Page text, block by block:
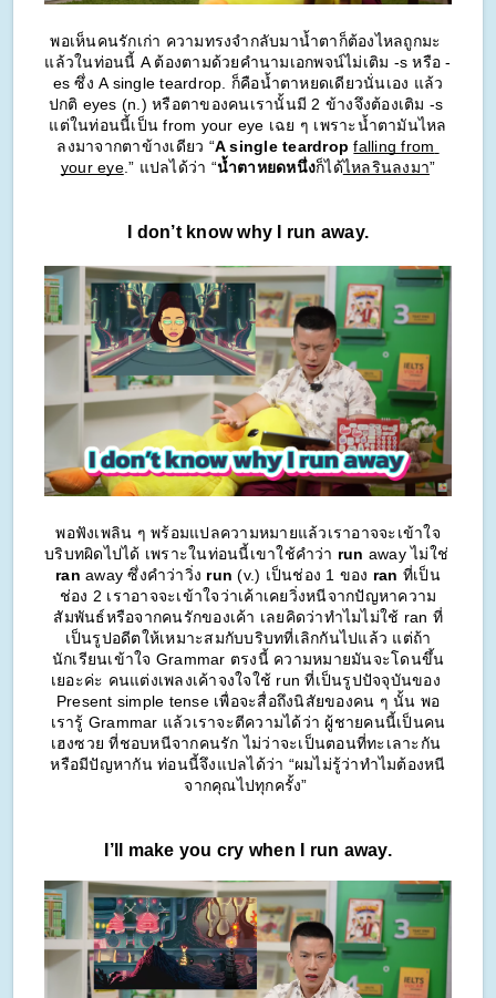
พอเห็นคนรักเก่า ความทรงจำกลับมาน้ำตาก็ต้องไหลถูกมะ
แล้วในท่อนนี้ A ต้องตามด้วยคำนามเอกพจน์ไม่เติม -s หรือ -
es ซึ่ง A single teardrop. ก็คือน้ำตาหยดเดียวนั่นเอง แล้ว
ปกติ eyes (n.) หรือตาของคนเรานั้นมี 2 ข้างจึงต้องเติม -s
แต่ในท่อนนี้เป็น from your eye เฉย ๆ เพราะน้ำตามันไหล
ลงมาจากตาข้างเดียว “A single teardrop falling from
your eye.” แปลได้ว่า “น้ำตาหยดหนึ่งก็ได้ไหลรินลงมา”
I don’t know why I run away.
พอฟังเพลิน ๆ พร้อมแปลความหมายแล้วเราอาจจะเข้าใจ
บริบทผิดไปได้ เพราะในท่อนนี้เขาใช้คำว่า run
ran away ซึ่งคำว่าวิ่ง run (v.) เป็นช่อง 1 ของ ran ที่เป็น
ช่อง 2 เราอาจจะเข้าใจว่าเค้าเคยวิ่งหนีจากปัญหาความ
สัมพันธ์หรือจากคนรักของเค้า เลยคิดว่าทำไมไม่ใช้ ran ที่
เป็นรูปอดีตให้เหมาะสมกับบริบทที่เลิกกันไปแล้ว แต่ถ้า
นักเรียนเข้าใจ Grammar ตรงนี้ ความหมายมันจะโดนขึ้น
เยอะค่ะ คนแต่งเพลงเค้าจงใจใช้ run ที่เป็นรูปปัจจุบันของ
Present simple tense เพื่อจะสื่อถึงนิสัยของคน ๆ นั้น พอ
เรารู้ Grammar แล้วเราจะตีความได้ว่า ผู้ชายคนนี้เป็นคน
เฮงซวย ที่ชอบหนีจากคนรัก ไม่ว่าจะเป็นตอนที่ทะเลาะกัน
หรือมีปัญหากัน ท่อนนี้จึงแปลได้ว่า “ผมไม่รู้ว่าทำไมต้องหนี
จากคุณไปทุกครั้ง”
I’ll make you cry when I run away.